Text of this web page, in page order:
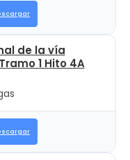
de la vía
1 Hito 4A